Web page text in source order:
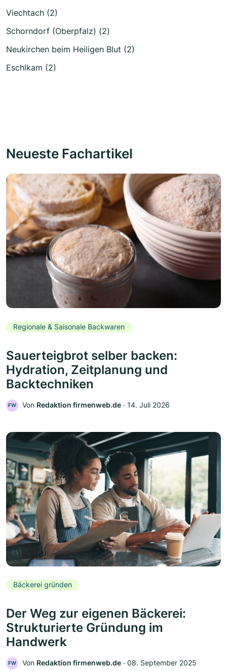
Viechtach (2)
Schorndorf (Oberpfalz) (2)
Neukirchen beim Heiligen Blut (2)
Eschlkam (2)
Neueste Fachartikel
Regionale & Saisonale Backwaren
Sauerteigbrot selber backen:
Hydration, Zeitplanung und
Backtechniken
FW Von Redaktion firmenweb.de ‧ 14. Juli 2026
Bäckerei gründen
Der Weg zur eigenen Bäckerei:
Strukturierte Gründung im
Handwerk
FW Von Redaktion firmenweb.de ‧ 08. September 2025